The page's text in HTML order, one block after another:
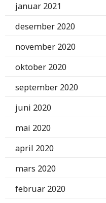
januar 2021
desember 2020
november 2020
oktober 2020
september 2020
juni 2020
mai 2020
april 2020
mars 2020
februar 2020